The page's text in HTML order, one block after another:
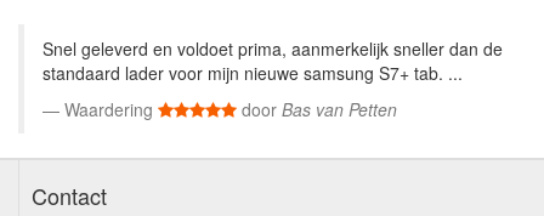
Snel geleverd en voldoet prima, aanmerkelijk sneller dan de
standaard lader voor mijn nieuwe samsung S7+ tab. ...
Waardering
door Bas van Petten
Contact